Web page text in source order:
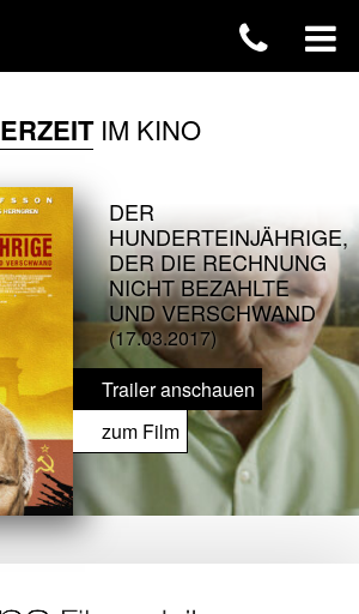
IM KINO
DER
HUNDERTEINJÄHRIGE,
DER DIE RECHNUNG
NICHT BEZAHLTE
UND VERSCHWAND
(17.03.2017)
Trailer anschauen
zum Film